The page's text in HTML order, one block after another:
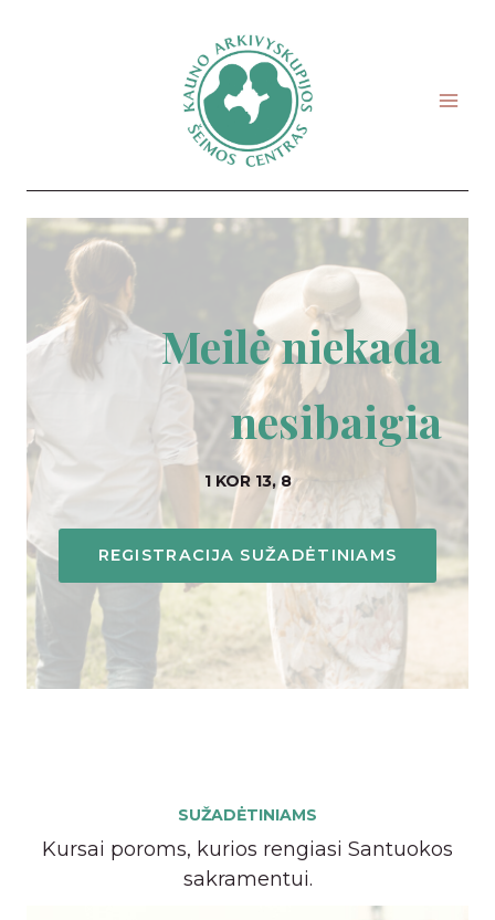
Meilė niekada
nesibaigia
1 KOR 13, 8
REGISTRACIJA SUŽADĖTINIAMS
SUŽADĖTINIAMS
Kursai poroms, kurios rengiasi Santuokos
sakramentui.